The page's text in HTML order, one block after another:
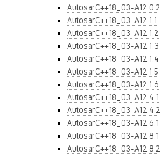
AutosarC++18_03-A12.0.2
AutosarC++18_03-A12.1.1
AutosarC++18_03-A12.1.2
AutosarC++18_03-A12.1.3
AutosarC++18_03-A12.1.4
AutosarC++18_03-A12.1.5
AutosarC++18_03-A12.1.6
AutosarC++18_03-A12.4.1
AutosarC++18_03-A12.4.2
AutosarC++18_03-A12.6.1
AutosarC++18_03-A12.8.1
AutosarC++18_03-A12.8.2